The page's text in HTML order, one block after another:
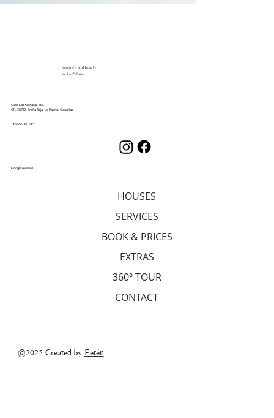
@2025 Created by Fetén
Serenity and beauty
in La Palma
Calle La Montaña, 168.
CP. 38712. Breña Baja. La Palma. Canarias.
+34 609 611 464
Google reviews
HOUSES
SERVICES
BOOK & PRICES
EXTRAS
360º TOUR
CONTACT